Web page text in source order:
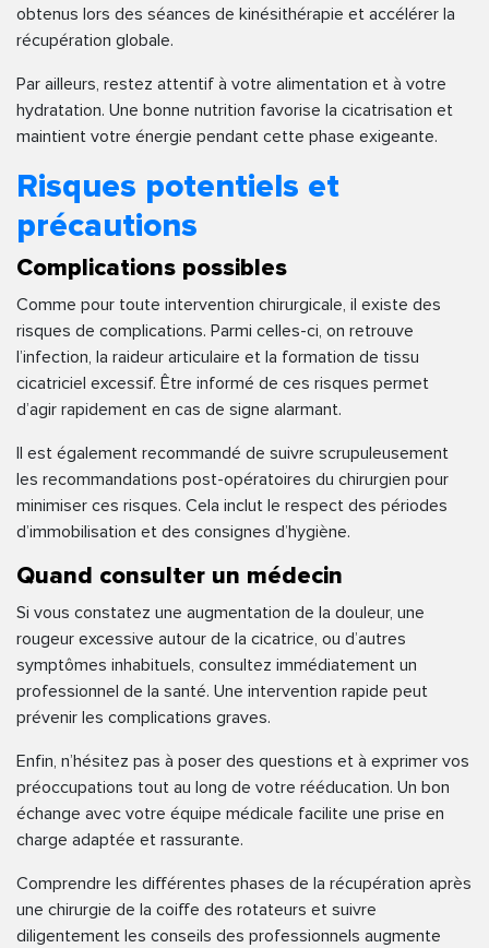
obtenus lors des séances de kinésithérapie et accélérer la
récupération globale.
Par ailleurs, restez attentif à votre alimentation et à votre
hydratation. Une bonne nutrition favorise la cicatrisation et
maintient votre énergie pendant cette phase exigeante.
Risques potentiels et
précautions
Complications possibles
Comme pour toute intervention chirurgicale, il existe des
risques de complications. Parmi celles-ci, on retrouve
l’infection, la raideur articulaire et la formation de tissu
cicatriciel excessif. Être informé de ces risques permet
d’agir rapidement en cas de signe alarmant.
Il est également recommandé de suivre scrupuleusement
les recommandations post-opératoires du chirurgien pour
minimiser ces risques. Cela inclut le respect des périodes
d’immobilisation et des consignes d’hygiène.
Quand consulter un médecin
Si vous constatez une augmentation de la douleur, une
rougeur excessive autour de la cicatrice, ou d’autres
symptômes inhabituels, consultez immédiatement un
professionnel de la santé. Une intervention rapide peut
prévenir les complications graves.
Enfin, n’hésitez pas à poser des questions et à exprimer vos
préoccupations tout au long de votre rééducation. Un bon
échange avec votre équipe médicale facilite une prise en
charge adaptée et rassurante.
Comprendre les différentes phases de la récupération après
une chirurgie de la coiffe des rotateurs et suivre
diligentement les conseils des professionnels augmente